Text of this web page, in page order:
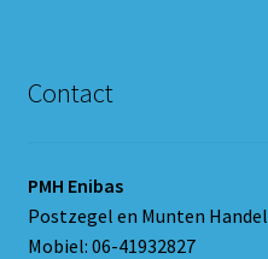
Contact
PMH Enibas
Postzegel en Munten Handel
Mobiel: 06-41932827